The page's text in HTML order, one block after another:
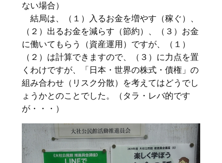
ない場合）
結局は、（１）入るお金を増やす（稼ぐ）、
（２）出るお金を減らす（節約）、（３）お金
に働いてもらう（資産運用）ですが、（１）
（２）は計算できますので、（３）に力点を置
くわけですが、「日本・世界の株式・債権」の
組み合わせ（リスク分散）を考えてはどうでし
ょうかとのことでした。（タラ・レバ的です
が・・・）